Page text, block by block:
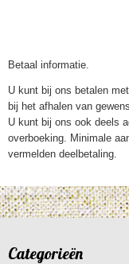
Betaal informatie.
U kunt bij ons betalen
bij het afhalen van
U kunt bij ons ook deels
overboeking. Minimale
vermelden deelbetaling.
Categorieën